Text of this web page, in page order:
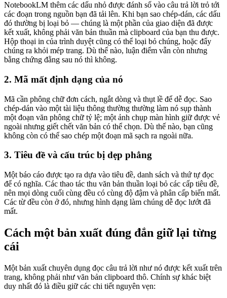
NotebookLM thêm các dấu nhỏ được đánh số vào câu trả lời trỏ tới
các đoạn trong nguồn bạn đã tải lên. Khi bạn sao chép-dán, các dấu
đó thường bị loại bỏ — chúng là một phần của giao diện đã được
kết xuất, không phải văn bản thuần mà clipboard của bạn thu được.
Hộp thoại in của trình duyệt cũng có thể loại bỏ chúng, hoặc đẩy
chúng ra khỏi mép trang. Dù thế nào, luận điểm vẫn còn nhưng
bằng chứng đằng sau nó thì không.
2. Mã mất định dạng của nó
Mã cần phông chữ đơn cách, ngắt dòng và thụt lề để dễ đọc. Sao
chép-dán vào một tài liệu thông thường thường làm nó sụp thành
một đoạn văn phông chữ tỷ lệ; một ảnh chụp màn hình giữ được vẻ
ngoài nhưng giết chết văn bản có thể chọn. Dù thế nào, bạn cũng
không còn có thể sao chép một đoạn mã sạch ra ngoài nữa.
3. Tiêu đề và cấu trúc bị dẹp phẳng
Một báo cáo được tạo ra dựa vào tiêu đề, danh sách và thứ tự đọc
để có nghĩa. Các thao tác thu văn bản thuần loại bỏ các cấp tiêu đề,
nên mọi dòng cuối cùng đều có cùng độ đậm và phân cấp biến mất.
Các từ đều còn ở đó, nhưng hình dạng làm chúng dễ đọc lướt đã
mất.
Cách một bản xuất đúng đắn giữ lại từng
cái
Một bản xuất chuyên dụng đọc câu trả lời như nó được kết xuất trên
trang, không phải như văn bản clipboard thô. Chính sự khác biệt
duy nhất đó là điều giữ các chi tiết nguyên vẹn: